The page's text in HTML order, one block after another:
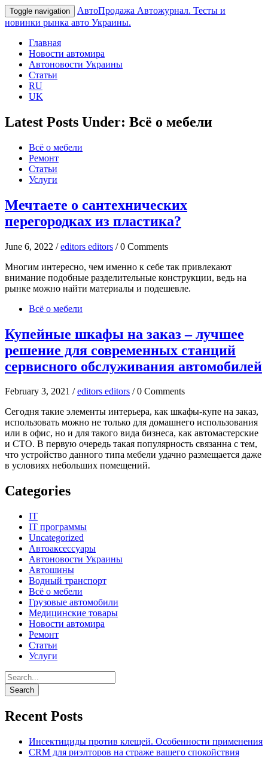
Toggle navigation АвтоПродажа Автожурнал. Тесты и
новинки рынка авто Украины.
Главная
Новости автомира
Автоновости Украины
Статьи
RU
UK
Latest Posts Under: Всё о мебели
Всё о мебели
Ремонт
Статьи
Услуги
Мечтаете о сантехнических
перегородках из пластика?
June 6, 2022 /editors editors / 0 Comments
Многим интересно, чем именно к себе так привлекают
внимание подобные разделительные конструкции, ведь на
рынке можно найти материалы и подешевле.
Всё о мебели
Купейные шкафы на заказ – лучшее
решение для современных станций
сервисного обслуживания автомобилей
February 3, 2021 /editors editors / 0 Comments
Сегодня такие элементы интерьера, как шкафы-купе на заказ,
использовать можно не только для домашнего использования
или в офис, но и для такого вида бизнеса, как автомастерские
и СТО. В первую очередь такая популярность связанна с тем,
что устройство данного типа мебели удачно размещается даже
в условиях небольших помещений.
Categories
IT
IT программы
Uncategorized
Автоаксессуары
Автоновости Украины
Автошины
Водный транспорт
Всё о мебели
Грузовые автомобили
Медицинские товары
Новости автомира
Ремонт
Статьи
Услуги
Recent Posts
Инсектициды против клещей. Особенности применения
CRM для риэлторов на страже вашего спокойствия